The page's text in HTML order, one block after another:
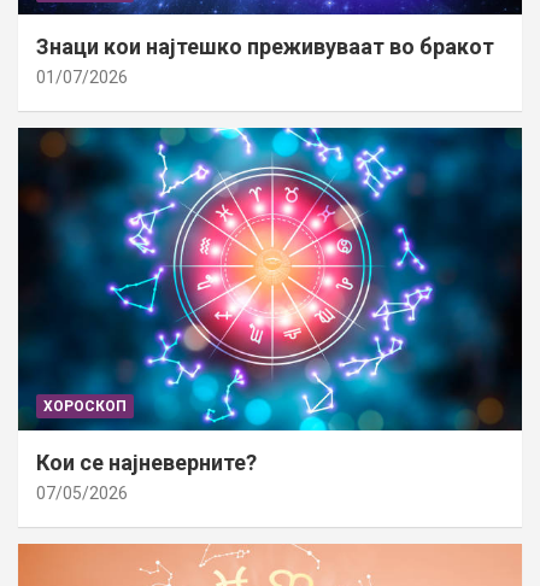
Знаци кои најтешко преживуваат во бракот
01/07/2026
ХОРОСКОП
Кои се најневерните?
07/05/2026